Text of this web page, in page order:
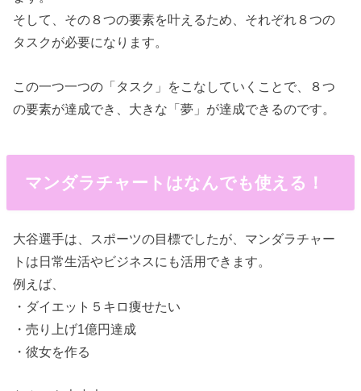
そして、その８つの要素を叶えるため、それぞれ８つの
タスクが必要になります。
この一つ一つの「タスク」をこなしていくことで、８つ
の要素が達成でき、大きな「夢」が達成できるのです。
マンダラチャートはなんでも使える！
大谷選手は、スポーツの目標でしたが、マンダラチャー
トは日常生活やビジネスにも活用できます。
例えば、
・ダイエット５キロ痩せたい
・売り上げ1億円達成
・彼女を作る